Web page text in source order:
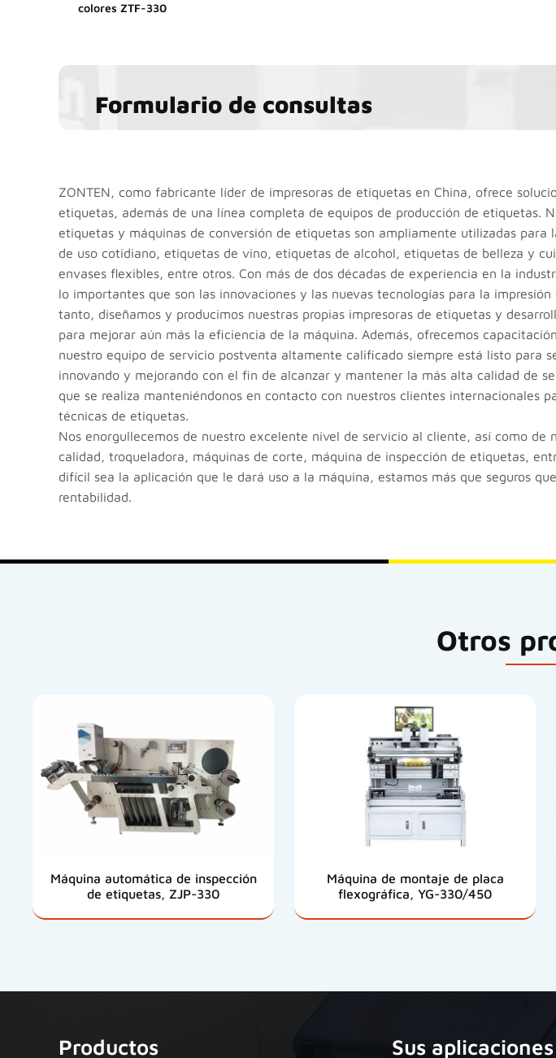
colores ZTF-330
Formulario de consultas
ZONTEN, como fabricante líder de impresoras de etiquetas en China, ofrece
etiquetas, además de una línea completa de equipos de producción de etiquetas.
etiquetas y máquinas de conversión de etiquetas son ampliamente utilizadas para
de uso cotidiano, etiquetas de vino, etiquetas de alcohol, etiquetas de belleza y
envases flexibles, entre otros. Con más de dos décadas de experiencia en la
lo importantes que son las innovaciones y las nuevas tecnologías para la
tanto, diseñamos y producimos nuestras propias impresoras de etiquetas y
para mejorar aún más la eficiencia de la máquina. Además, ofrecemos
nuestro equipo de servicio postventa altamente calificado siempre está listo para
innovando y mejorando con el fin de alcanzar y mantener la más alta calidad de
que se realiza manteniéndonos en contacto con nuestros clientes internacionales
técnicas de etiquetas.
Nos enorgullecemos de nuestro excelente nivel de servicio al cliente, así como de
calidad, troqueladora, máquinas de corte, máquina de inspección de etiquetas,
difícil sea la aplicación que le dará uso a la máquina, estamos más que seguros
rentabilidad.
Otros
Máquina automática de inspección
de etiquetas, ZJP-330
Máquina de montaje de placa
flexográfica, YG-330/450
Productos Sus aplicaciones